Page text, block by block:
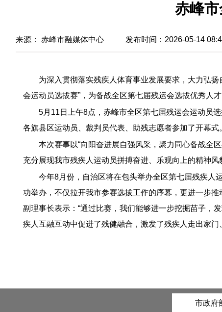
赤峰
来源： 赤峰市融媒体中心 发布时间：2026-05-14
为深入贯彻落实残疾人体育事业发展要求，大力弘
会运动员选拔赛”，为备战全区第七届残运会选拔优秀人才
5月11日上午8点，赤峰市全区第七届残运会运动员
各旗县区运动员、裁判员代表、助残志愿者参加了开幕式
本次赛事以“向阳奋进展自强风采，聚力同心备战全
充分展现我市残疾人运动员拼搏奋进、乐观向上的精神
今年8月份，自治区将在包头举办全区第七届残疾人
功举办，不仅拉开我市参赛选拔工作的序幕，更进一步
副理事长表示：“通过比赛，我们能够进一步挖掘苗子，
疾人互融互动中促进了残健融合，激发了残疾人走出家
市政府